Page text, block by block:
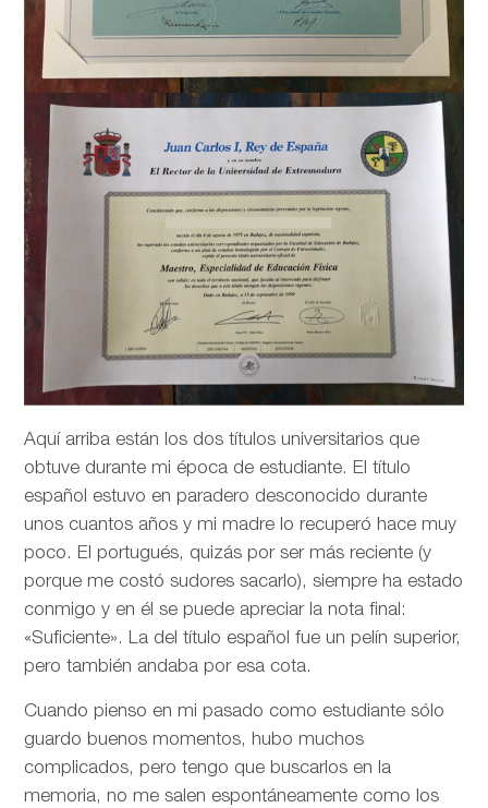
Aquí arriba están los dos títulos universitarios que
obtuve durante mi época de estudiante. El título
español estuvo en paradero desconocido durante
unos cuantos años y mi madre lo recuperó hace muy
poco. El portugués, quizás por ser más reciente (y
porque me costó sudores sacarlo), siempre ha estado
conmigo y en él se puede apreciar la nota final:
«Suficiente». La del título español fue un pelín superior,
pero también andaba por esa cota.
Cuando pienso en mi pasado como estudiante sólo
guardo buenos momentos, hubo muchos
complicados, pero tengo que buscarlos en la
memoria, no me salen espontáneamente como los